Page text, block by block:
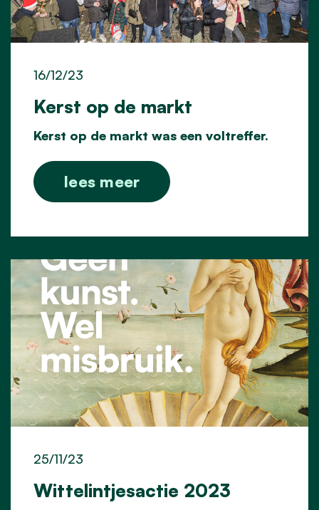
Kerst op de markt
16/12/23
Kerst op de markt was een voltreffer.
lees meer
Wittelintjesactie 2023
25/11/23